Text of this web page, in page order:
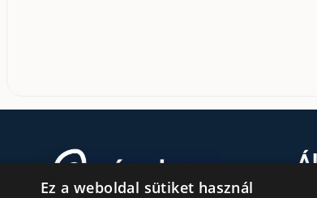
Ez a weboldal sütiket használ